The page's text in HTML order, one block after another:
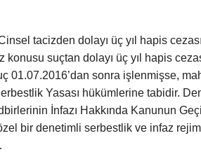
tacizden dolayı üç yıl hapis
konusu suçtan dolayı üç yıl hapis
01.07.2016’dan sonra işlenmişse,
Yasası hükümlerine tabidir.
İnfazı Hakkında Kanunun
bir denetimli serbestlik ve infaz